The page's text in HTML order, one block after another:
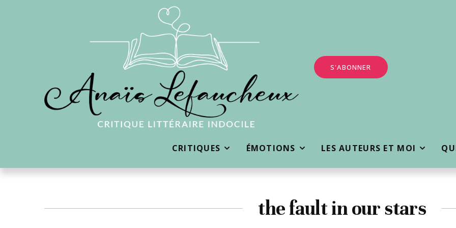
S'ABONNER
CRITIQUES ÉMOTIONS LES AUTEURS ET MOI
the fault in our stars